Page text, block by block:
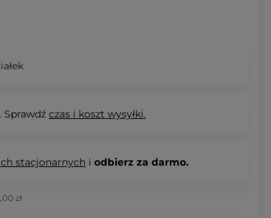
Sprawdź czas i koszt wysyłki.
stacjonarnych i odbierz za darmo.
zł